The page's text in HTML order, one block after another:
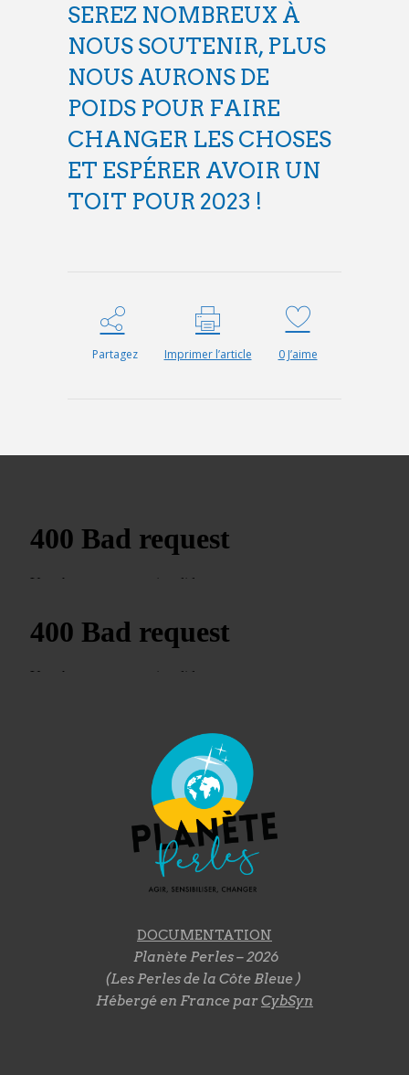
SEREZ NOMBREUX À
NOUS SOUTENIR, PLUS
NOUS AURONS DE
POIDS POUR FAIRE
CHANGER LES CHOSES
ET ESPÉRER AVOIR UN
TOIT POUR 2023 !
Partagez Imprimer l’article 0J’aime
DOCUMENTATION
Planète Perles – 2026
(Les Perles de la Côte Bleue )
Hébergé en France parCybSyn